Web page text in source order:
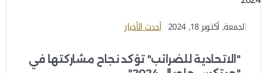
الجمعة, أكتوبر 18, 2024 أحدث الأخبار
"الاتحادية للضرائب" تؤكد نجاح مشاركتها في